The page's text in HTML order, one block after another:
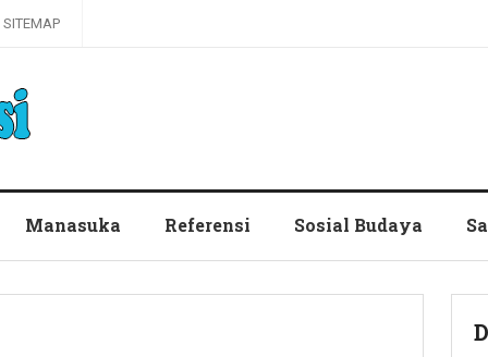
SITEMAP
Manasuka Referensi Sosial Budaya